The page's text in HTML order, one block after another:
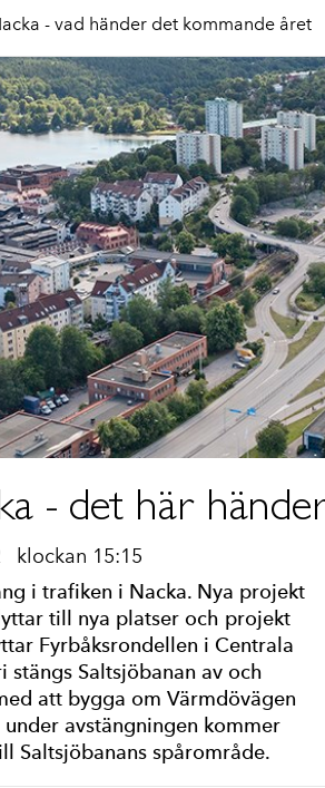
- vad händer det kommande året
- det här
klockan 15:15
i trafiken i Nacka. Nya projekt
till nya platser och projekt
Fyrbåksrondellen i Centrala
Saltsjöbanan av och
att bygga om Värmdövägen
avstängningen kommer
Saltsjöbanans spårområde.